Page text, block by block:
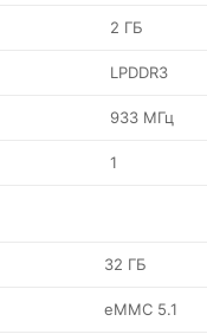
2 ГБ
LPDDR3
933 МГц
1
32 ГБ
eMMC 5.1